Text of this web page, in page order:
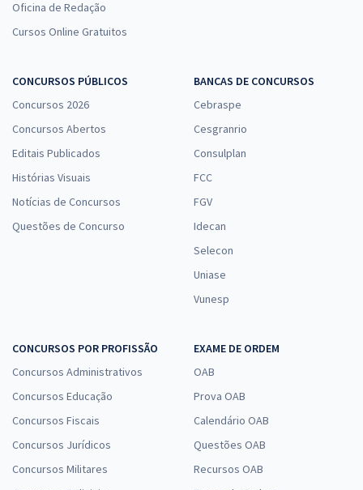
Oficina de Redação
Cursos Online Gratuitos
CONCURSOS PÚBLICOS
Concursos 2026
Concursos Abertos
Editais Publicados
Histórias Visuais
Notícias de Concursos
Questões de Concurso
BANCAS DE CONCURSOS
Cebraspe
Cesgranrio
Consulplan
FCC
FGV
Idecan
Selecon
Uniase
Vunesp
CONCURSOS POR PROFISSÃO
Concursos Administrativos
Concursos Educação
Concursos Fiscais
Concursos Jurídicos
Concursos Militares
EXAME DE ORDEM
OAB
Prova OAB
Calendário OAB
Questões OAB
Recursos OAB